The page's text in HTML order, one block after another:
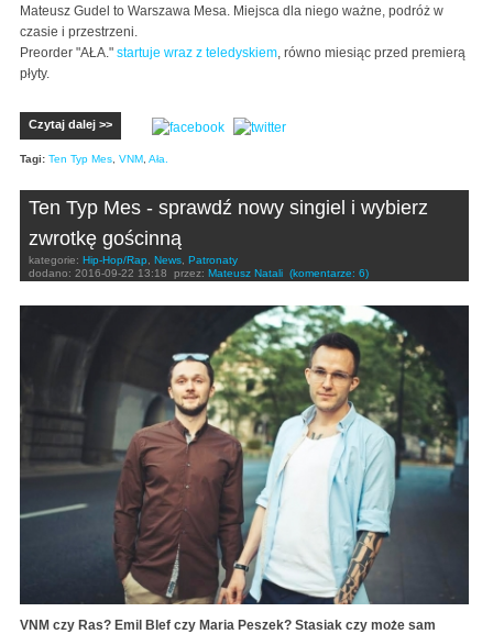
Mateusz Gudel to Warszawa Mesa. Miejsca dla niego ważne, podróż w
czasie i przestrzeni.
Preorder "AŁA." startuje wraz z teledyskiem , równo miesiąc przed premierą
płyty.
Czytaj dalej >>
Tagi: Ten Typ Mes VNM Ała.
Ten Typ Mes - sprawdź nowy singiel i wybierz
zwrotkę gościnną
kategorie: Hip-Hop/Rap News Patronaty
dodano: 2016-09-22 13:18 przez: Mateusz Natali (komentarze: 6)
VNM czy Ras? Emil Blef czy Maria Peszek? Stasiak czy może sam